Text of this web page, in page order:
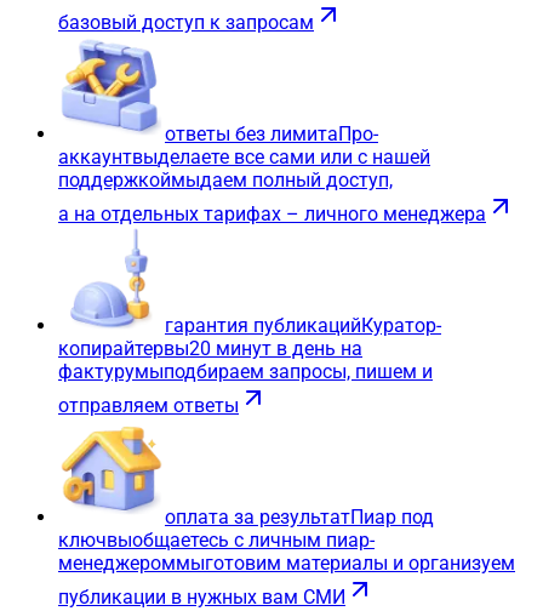
базовый доступ к запросам
ответы без лимитаПро-
аккаунтвыделаете все сами или с нашей
поддержкоймыдаем полный доступ,
а на отдельных тарифах – личного менеджера
гарантия публикацийКуратор-
копирайтервы20 минут в день на
фактурумыподбираем запросы, пишем и
отправляем ответы
оплата за результатПиар под
ключвыобщаетесь с личным пиар-
менеджероммыготовим материалы и организуем
публикации в нужных вам СМИ